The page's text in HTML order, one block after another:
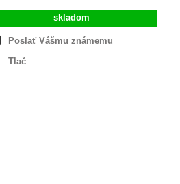
skladom
Poslať Vášmu známemu
Tlač